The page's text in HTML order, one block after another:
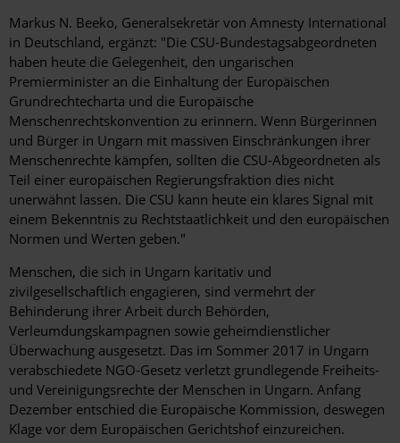
Markus N. Beeko, Generalsekretär von Amnesty International
in Deutschland, ergänzt: "Die CSU-Bundestagsabgeordneten
haben heute die Gelegenheit, den ungarischen
Premierminister an die Einhaltung der Europäischen
Grundrechtecharta und die Europäische
Menschenrechtskonvention zu erinnern. Wenn Bürgerinnen
und Bürger in Ungarn mit massiven Einschränkungen ihrer
Menschenrechte kämpfen, sollten die CSU-Abgeordneten als
Teil einer europäischen Regierungsfraktion dies nicht
unerwähnt lassen. Die CSU kann heute ein klares Signal mit
einem Bekenntnis zu Rechtstaatlichkeit und den europäischen
Normen und Werten geben."
Menschen, die sich in Ungarn karitativ und
zivilgesellschaftlich engagieren, sind vermehrt der
Behinderung ihrer Arbeit durch Behörden,
Verleumdungskampagnen sowie geheimdienstlicher
Überwachung ausgesetzt. Das im Sommer 2017 in Ungarn
verabschiedete NGO-Gesetz verletzt grundlegende Freiheits-
und Vereinigungsrechte der Menschen in Ungarn. Anfang
Dezember entschied die Europäische Kommission, deswegen
Klage vor dem Europäischen Gerichtshof einzureichen.